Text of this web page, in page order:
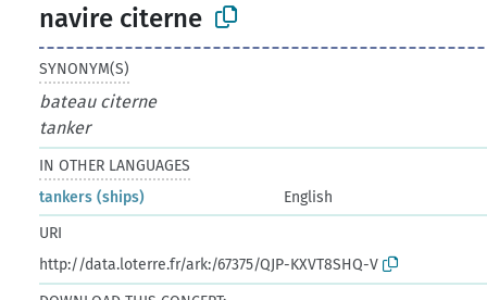
navire citerne
SYNONYM(S)
bateau citerne
tanker
IN OTHER LANGUAGES
tankers (ships)
English
URI
http://data.loterre.fr/ark:/67375/QJP-KXVT8SHQ-V